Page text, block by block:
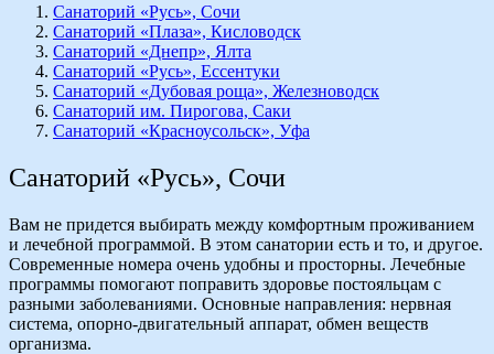
Санаторий «Русь», Сочи
Санаторий «Плаза», Кисловодск
Санаторий «Днепр», Ялта
Санаторий «Русь», Ессентуки
Санаторий «Дубовая роща», Железноводск
Санаторий им. Пирогова, Саки
Санаторий «Красноусольск», Уфа
Санаторий «Русь», Сочи
Вам не придется выбирать между комфортным проживанием
и лечебной программой. В этом санатории есть и то, и другое.
Современные номера очень удобны и просторны. Лечебные
программы помогают поправить здоровье постояльцам с
разными заболеваниями. Основные направления: нервная
система, опорно-двигательный аппарат, обмен веществ
организма.